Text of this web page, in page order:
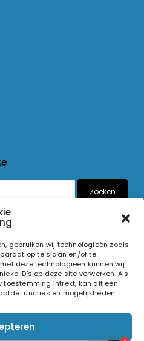
gebruiken wij technologieën zoals
op te slaan en/of te
deze technologieën kunnen wij
ID's op deze site verwerken. Als
intrekt, kan dit een
functies en mogelijkheden.
Zoeken
Alle rechten voorbehouden.